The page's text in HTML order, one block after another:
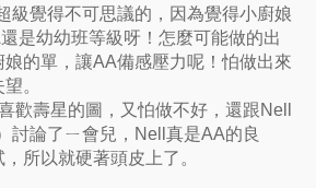
級覺得不可思議的，因為覺得小廚娘
是幼幼班等級呀！怎麼可能做的出
的單，讓AA備感壓力呢！怕做出來
。
歡壽星的圖，又怕做不好，還跟Nell
討論了ㄧ會兒，Nell真是AA的良
所以就硬著頭皮上了。